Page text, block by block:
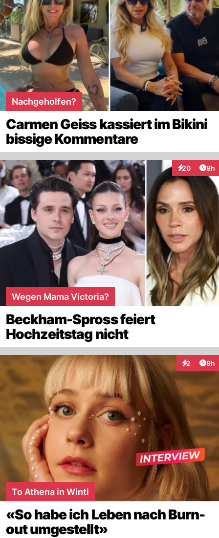
Nachgeholfen?
Carmen Geiss kassiert im Bikini
bissige Kommentare
20
Interaktionen
9h
Wegen Mama Victoria?
Beckham-Spross feiert
Hochzeitstag nicht
2 9h
To Athena in Winti
«So habe ich Leben nach Burn-
out umgestellt»